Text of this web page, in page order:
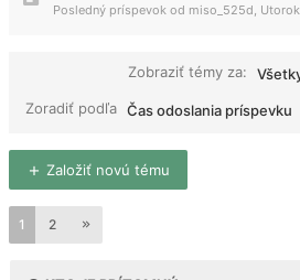
Posledný príspevok od miso_525d
Zobraziť témy za:
Zoradiť podľa Čas odoslania príspevku
Založiť novú tému
1 2